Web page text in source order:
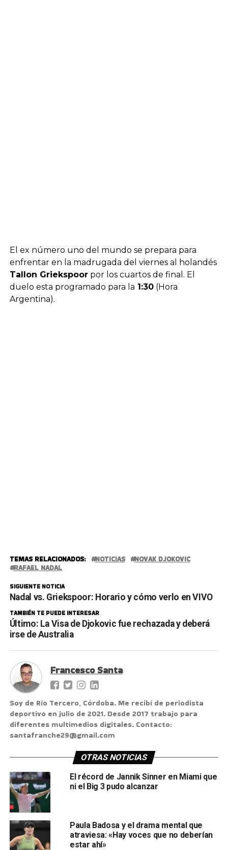
El ex número uno del mundo se prepara para
enfrentar en la madrugada del viernes al holandés
Tallon Griekspoorpor los cuartos de final. El
duelo esta programado para la 1:30(Hora
Argentina).
TEMAS RELACIONADOS: NOTICIAS
NOVAK DJOKOVIC
RAFAEL NADAL
SIGUIENTE NOTICIA
Nadal vs. Griekspoor: Horario y cómo verlo en VIVO
TAMBIÉN TE PUEDE INTERESAR
Último: La Visa de Djokovic fue rechazada y deberá
irse de Australia
Francesco Santa
Soy de Río Tercero, Córdoba. Me recibí de periodista
deportivo en julio de 2021. Desde 2017 trabajo para
diferentes multimedios digitales. Contacto:
santafranche29@gmail.com
OTRAS NOTICIAS
El récord de Jannik Sinner en Miami que
ni el Big 3 pudo alcanzar
Paula Badosa y el drama mental que
atraviesa: «Hay voces que no deberían
estar ahí»